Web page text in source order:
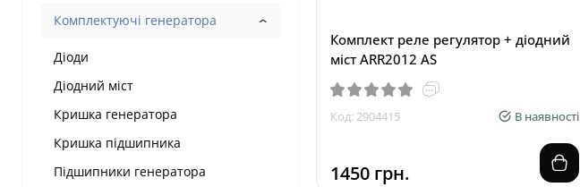
Комплектуючі генератора
Діоди
Діодний міст
Кришка генератора
Кришка підшипника
Підшипники генератора
Комплект реле регулятор + діодний
міст ARR2012 AS
Код: 2904415 В наявності
1450 грн.